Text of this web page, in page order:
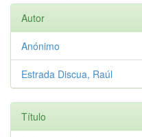
Autor
Anónimo
Estrada Discua, Raúl
Título